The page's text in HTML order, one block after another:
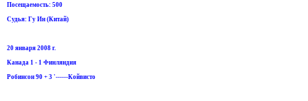
Посещаемость: 500
Судья: Гу Ин (Китай)
20 января 2008 г.
Канада 1 - 1 Финляндия
Робинсон 90 + 3 '------Койвисто